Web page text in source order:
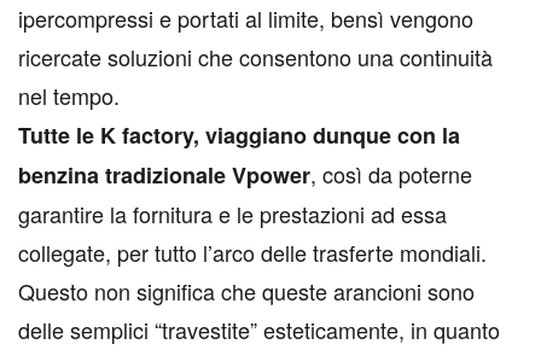
ipercompressi e portati al limite, bensì vengono
ricercate soluzioni che consentono una continuità
nel tempo.
Tutte le K factory, viaggiano dunque con la
benzina tradizionale Vpower, così da poterne
garantire la fornitura e le prestazioni ad essa
collegate, per tutto l’arco delle trasferte mondiali.
Questo non significa che queste arancioni sono
delle semplici “travestite” esteticamente, in quanto